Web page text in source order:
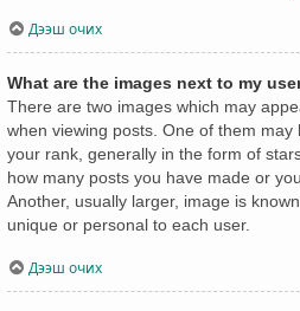
Дээш очих
What are the images next to my
There are two images which may
when viewing posts. One of them
your rank, generally in the form of
how many posts you have made or
Another, usually larger, image is
unique or personal to each user.
Дээш очих